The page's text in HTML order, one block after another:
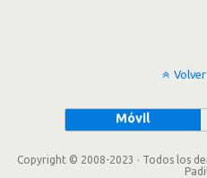
Móvil
Copyright © 2008-2023 · Todos los